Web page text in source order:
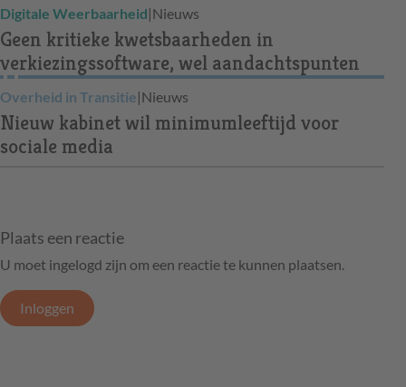
Digitale Weerbaarheid|Nieuws
Geen kritieke kwetsbaarheden in
verkiezingssoftware, wel aandachtspunten
Overheid in Transitie|Nieuws
Nieuw kabinet wil minimumleeftijd voor
sociale media
Plaats een reactie
U moet ingelogd zijn om een reactie te kunnen plaatsen.
Inloggen